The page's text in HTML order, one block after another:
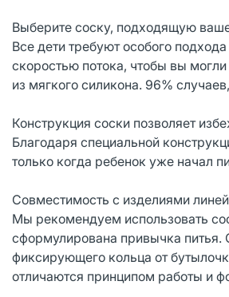
Выберите соску, подходящую
Все дети требуют особого
скоростью потока, чтобы вы
из мягкого силикона. 96%
Конструкция соски позволяет
Благодаря специальной
только когда ребенок уже начал
Совместимость с изделиями
Мы рекомендуем использовать
сформулирована привычка питья.
фиксирующего кольца от
отличаются принципом работы и